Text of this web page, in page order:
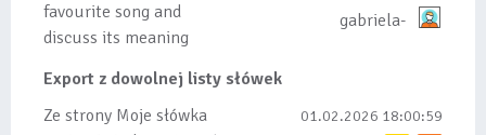
favourite song and
discuss its meaning
gabriela-
Export z dowolnej listy słówek
Ze strony Moje słówka
01.02.2026 18:00:59